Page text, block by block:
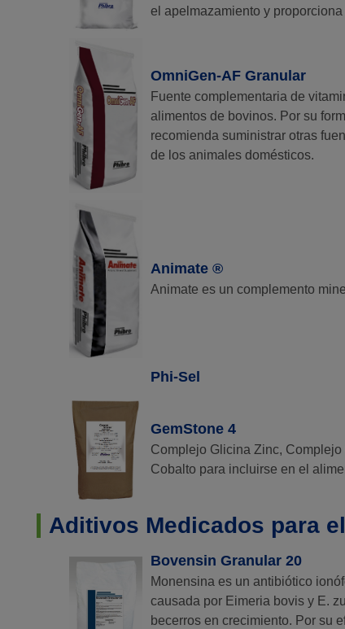
el apelmazamiento y
OmniGen-AF Granular
Fuente complementaria de
alimentos de bovinos. Por su
recomienda suministrar otras
de los animales domésticos.
Animate ®
Animate es un complemento
Phi-Sel
GemStone 4
Complejo Glicina Zinc,
Cobalto para incluirse en el
Aditivos Medicados para
Bovensin Granular 20
Monensina es un antibiótico
causada por Eimeria bovis y E.
becerros en crecimiento. Por su